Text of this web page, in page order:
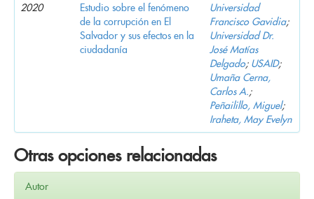
2020
Estudio sobre el fenómeno
de la corrupción en El
Salvador y sus efectos en la
ciudadanía
Universidad
Francisco Gavidia;
Universidad Dr.
José Matías
Delgado; USAID;
Umaña Cerna,
Carlos A.;
Peñailillo, Miguel;
Iraheta, May Evelyn
Otras opciones relacionadas
Autor